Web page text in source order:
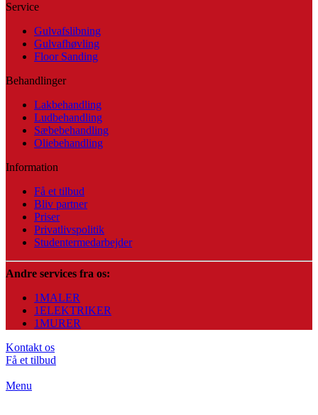
Service
Gulvafslibning
Gulvafhøvling
Floor Sanding
Behandlinger
Lakbehandling
Ludbehandling
Sæbebehandling
Oliebehandling
Information
Få et tilbud
Bliv partner
Priser
Privatlivspolitik
Studentermedarbejder
Andre services fra os:
1MALER
1ELEKTRIKER
1MURER
Kontakt os
Få et tilbud
Menu